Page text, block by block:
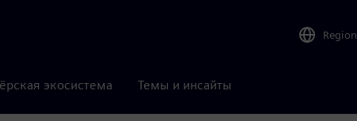
Region
экосистема Темы и инсайты